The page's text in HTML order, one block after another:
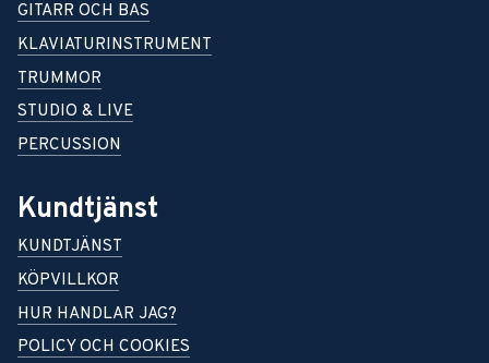
GITARR OCH BAS
KLAVIATURINSTRUMENT
TRUMMOR
STUDIO & LIVE
PERCUSSION
Kundtjänst
KUNDTJÄNST
KÖPVILLKOR
HUR HANDLAR JAG?
POLICY OCH COOKIES